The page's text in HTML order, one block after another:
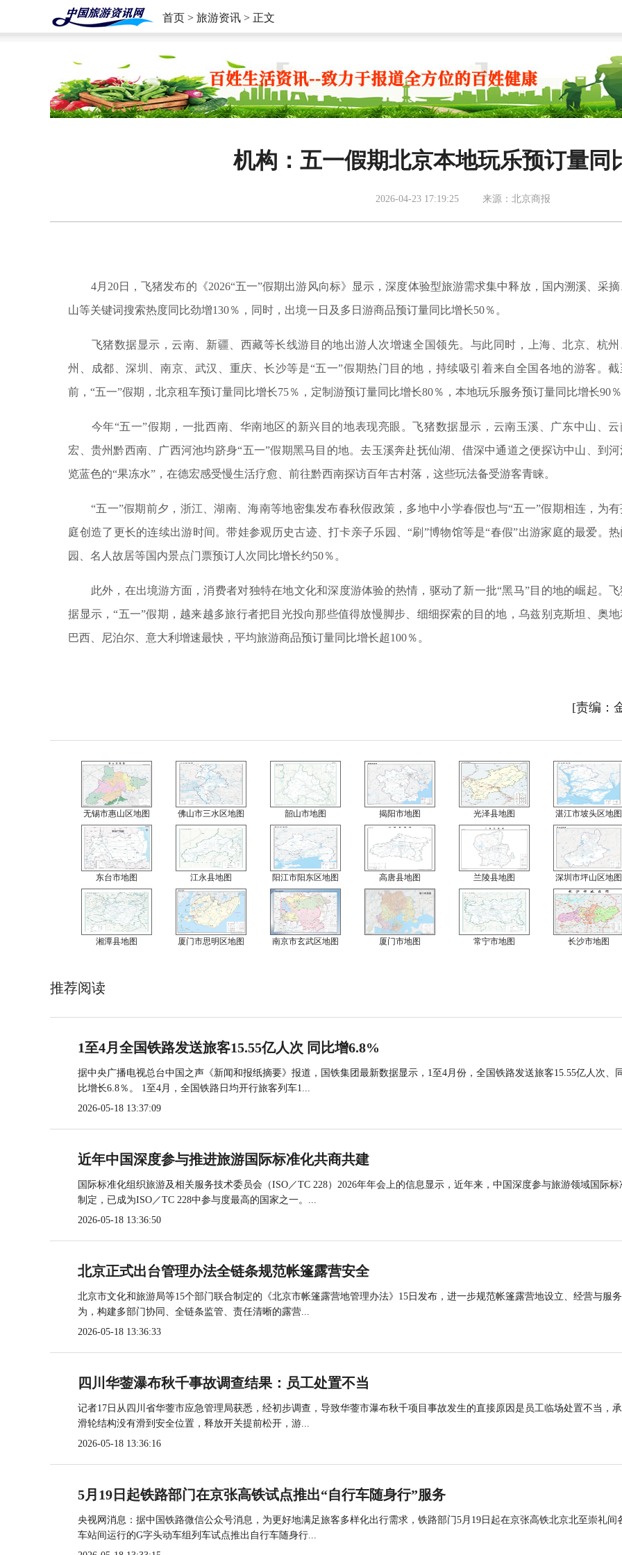
首页 > 旅游资讯 > 正文
机构：五一假期北京本地玩乐预订量同
2026-04-23 17:19:25 来源：北京商报
4月20日，飞猪发布的《2026“五一”假期出游风向标》显示，深度体验型旅游需求集中释放，国内溯溪、采
山等关键词搜索热度同比劲增130％，同时，出境一日及多日游商品预订量同比增长50％。
飞猪数据显示，云南、新疆、西藏等长线游目的地出游人次增速全国领先。与此同时，上海、北京、杭州
州、成都、深圳、南京、武汉、重庆、长沙等是“五一”假期热门目的地，持续吸引着来自全国各地的游客。截
前，“五一”假期，北京租车预订量同比增长75％，定制游预订量同比增长80％，本地玩乐服务预订量同比增长90
今年“五一”假期，一批西南、华南地区的新兴目的地表现亮眼。飞猪数据显示，云南玉溪、广东中山、云
宏、贵州黔西南、广西河池均跻身“五一”假期黑马目的地。去玉溪奔赴抚仙湖、借深中通道之便探访中山、到
览蓝色的“果冻水”，在德宏感受慢生活疗愈、前往黔西南探访百年古村落，这些玩法备受游客青睐。
“五一”假期前夕，浙江、湖南、海南等地密集发布春秋假政策，多地中小学春假也与“五一”假期相连，为有
庭创造了更长的连续出游时间。带娃参观历史古迹、打卡亲子乐园、“刷”博物馆等是“春假”出游家庭的最爱。
园、名人故居等国内景点门票预订人次同比增长约50％。
此外，在出境游方面，消费者对独特在地文化和深度游体验的热情，驱动了新一批“黑马”目的地的崛起。飞
据显示，“五一”假期，越来越多旅行者把目光投向那些值得放慢脚步、细细探索的目的地，乌兹别克斯坦、奥
巴西、尼泊尔、意大利增速最快，平均旅游商品预订量同比增长超100％。
[责编：
无锡市惠山区地图 佛山市三水区地图 韶山市地图 揭阳市地图 光泽县地图 湛江市坡头区地图
东台市地图 江永县地图 阳江市阳东区地图 高唐县地图 兰陵县地图 深圳市坪山区地图
湘潭县地图 厦门市思明区地图 南京市玄武区地图 厦门市地图 常宁市地图 长沙市地图
推荐阅读
1至4月全国铁路发送旅客15.55亿人次 同比增6.8%
据中央广播电视总台中国之声《新闻和报纸摘要》报道，国铁集团最新数据显示，1至4月份，全国铁路发送旅客15.55亿人次、
比增长6.8％。 1至4月，全国铁路日均开行旅客列车1...
2026-05-18 13:37:09
近年中国深度参与推进旅游国际标准化共商共建
国际标准化组织旅游及相关服务技术委员会（ISO／TC 228）2026年年会上的信息显示，近年来，中国深度参与旅游领域国际标
制定，已成为ISO／TC 228中参与度最高的国家之一。...
2026-05-18 13:36:50
北京正式出台管理办法全链条规范帐篷露营安全
北京市文化和旅游局等15个部门联合制定的《北京市帐篷露营地管理办法》15日发布，进一步规范帐篷露营地设立、经营与服
为，构建多部门协同、全链条监管、责任清晰的露营...
2026-05-18 13:36:33
四川华蓥瀑布秋千事故调查结果：员工处置不当
记者17日从四川省华蓥市应急管理局获悉，经初步调查，导致华蓥市瀑布秋千项目事故发生的直接原因是员工临场处置不当，
滑轮结构没有滑到安全位置，释放开关提前松开，游...
2026-05-18 13:36:16
5月19日起铁路部门在京张高铁试点推出“自行车随身行”服务
央视网消息：据中国铁路微信公众号消息，为更好地满足旅客多样化出行需求，铁路部门5月19日起在京张高铁北京北至崇礼间
车站间运行的G字头动车组列车试点推出自行车随身行...